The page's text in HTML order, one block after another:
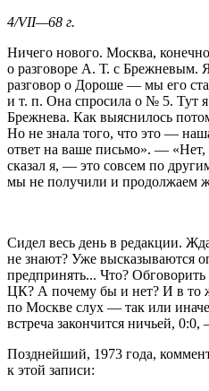
4/VII—68 г.
Ничего нового. Москва,
о разговоре А. Т. с Брежневым.
разговор о Дороше — мы его
и т. п. Она спросила о № 5. Тут я
Брежнева. Как выяснилось
Но не знала того, что это —
ответ на ваше письмо». —
сказал я, — это совсем по
мы не получили и продолжаем
Сидел весь день в редакции.
не знают? Уже высказываются
предпринять... Что?
ЦК? А почему бы и нет? И в то
по Москве слух — так или
встреча закончится ничьей,
Позднейший, 1973 года,
к этой записи: